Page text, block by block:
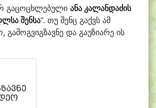
გაცოცხლებული ანა კალანდაძის
შენსა“. თუ შენც გაქვს ამ
გამოგვიგზავნე და გაუზიარე ის